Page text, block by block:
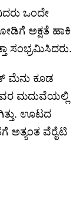
ಒಂದೇ
ಅಕ್ಷತೆ ಹಾಕಿ
ಸಂಭ್ರಮಿಸಿದರು.
ಮೆನು ಕೂಡ
ಮದುವೆಯಲ್ಲಿ
ಊಟದ
ಅತ್ಯಂತ ವೆರೈಟಿ